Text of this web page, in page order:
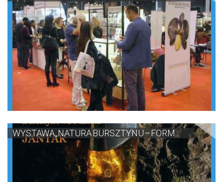
WYSTAWA „NATURA BURSZTYNU – FORM...